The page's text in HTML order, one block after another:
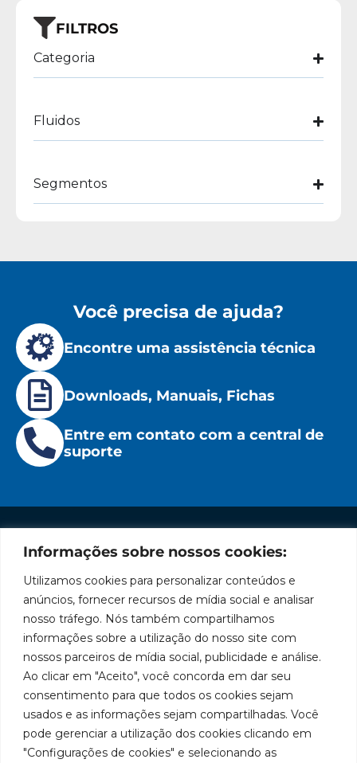
Informações sobre nossos cookies:
Utilizamos cookies para personalizar conteúdos e
anúncios, fornecer recursos de mídia social e analisar
nosso tráfego. Nós também compartilhamos
informações sobre a utilização do nosso site com
nossos parceiros de mídia social, publicidade e análise.
Ao clicar em "Aceito", você concorda em dar seu
consentimento para que todos os cookies sejam
usados e as informações sejam compartilhadas. Você
pode gerenciar a utilização dos cookies clicando em
"Configurações de cookies" e selecionando as
FILTROS
Categoria
Fluidos
Segmentos
Você precisa de ajuda?
Encontre uma assistência técnica
Downloads, Manuais, Fichas
Entre em contato com a central de
suporte
Marca
líder
em
fabricação
de
equipamentos
para
lubrificação
Políticas
Privacidade
Políticas
de
Cookies
Institucional
A Bozza
Produtos
Soluções
Assistências
Técnicas
Seja um
representante
Trabalhe
Conosco
Localização
Rua
Tiradentes,
931 – Anexo
Franchini,
50/96
Bairro: Santa
Fale
Conosco
SAC: 0800
019 5050
Redes
Facebook
LinkedIn
Instagram